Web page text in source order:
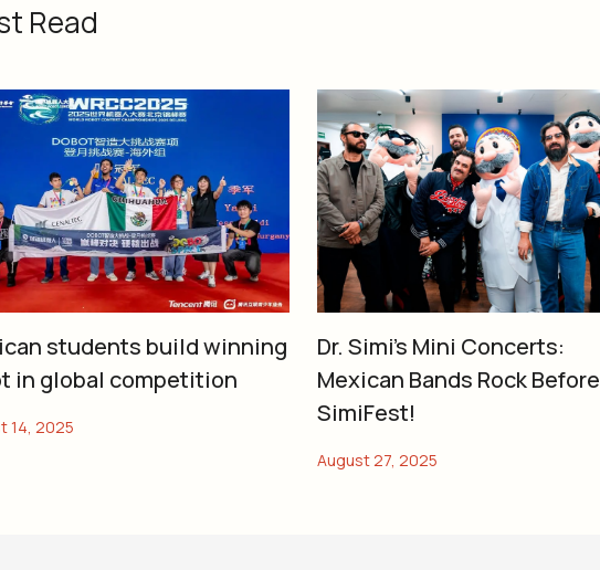
Read
students build winning
in global competition
Dr. Simi’s Mini Concerts:
Mexican Bands Rock Before
SimiFest!